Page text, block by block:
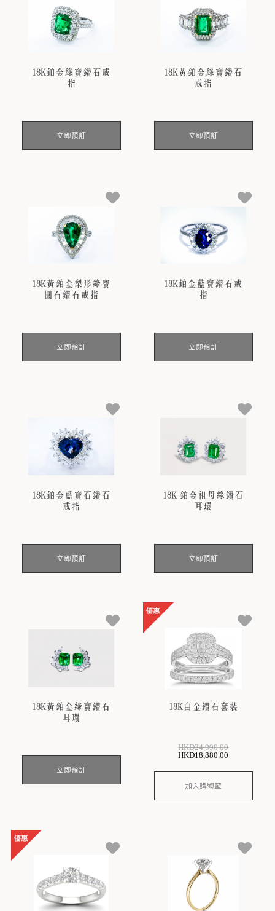
18K鉑金綠寶鑽石戒
指
立即預訂
18K黃鉑金綠寶鑽石
戒指
立即預訂
18K黃鉑金梨形綠寶
圓石鑽石戒指
立即預訂
18K鉑金藍寶鑽石戒
指
立即預訂
18K鉑金藍寶石鑽石
戒指
立即預訂
18K 鉑金祖母綠鑽石
耳環
立即預訂
18K黃鉑金綠寶鑽石
耳環
立即預訂
18K白金鑽石套裝
HKD24,990.00
HKD18,880.00
加入購物籃